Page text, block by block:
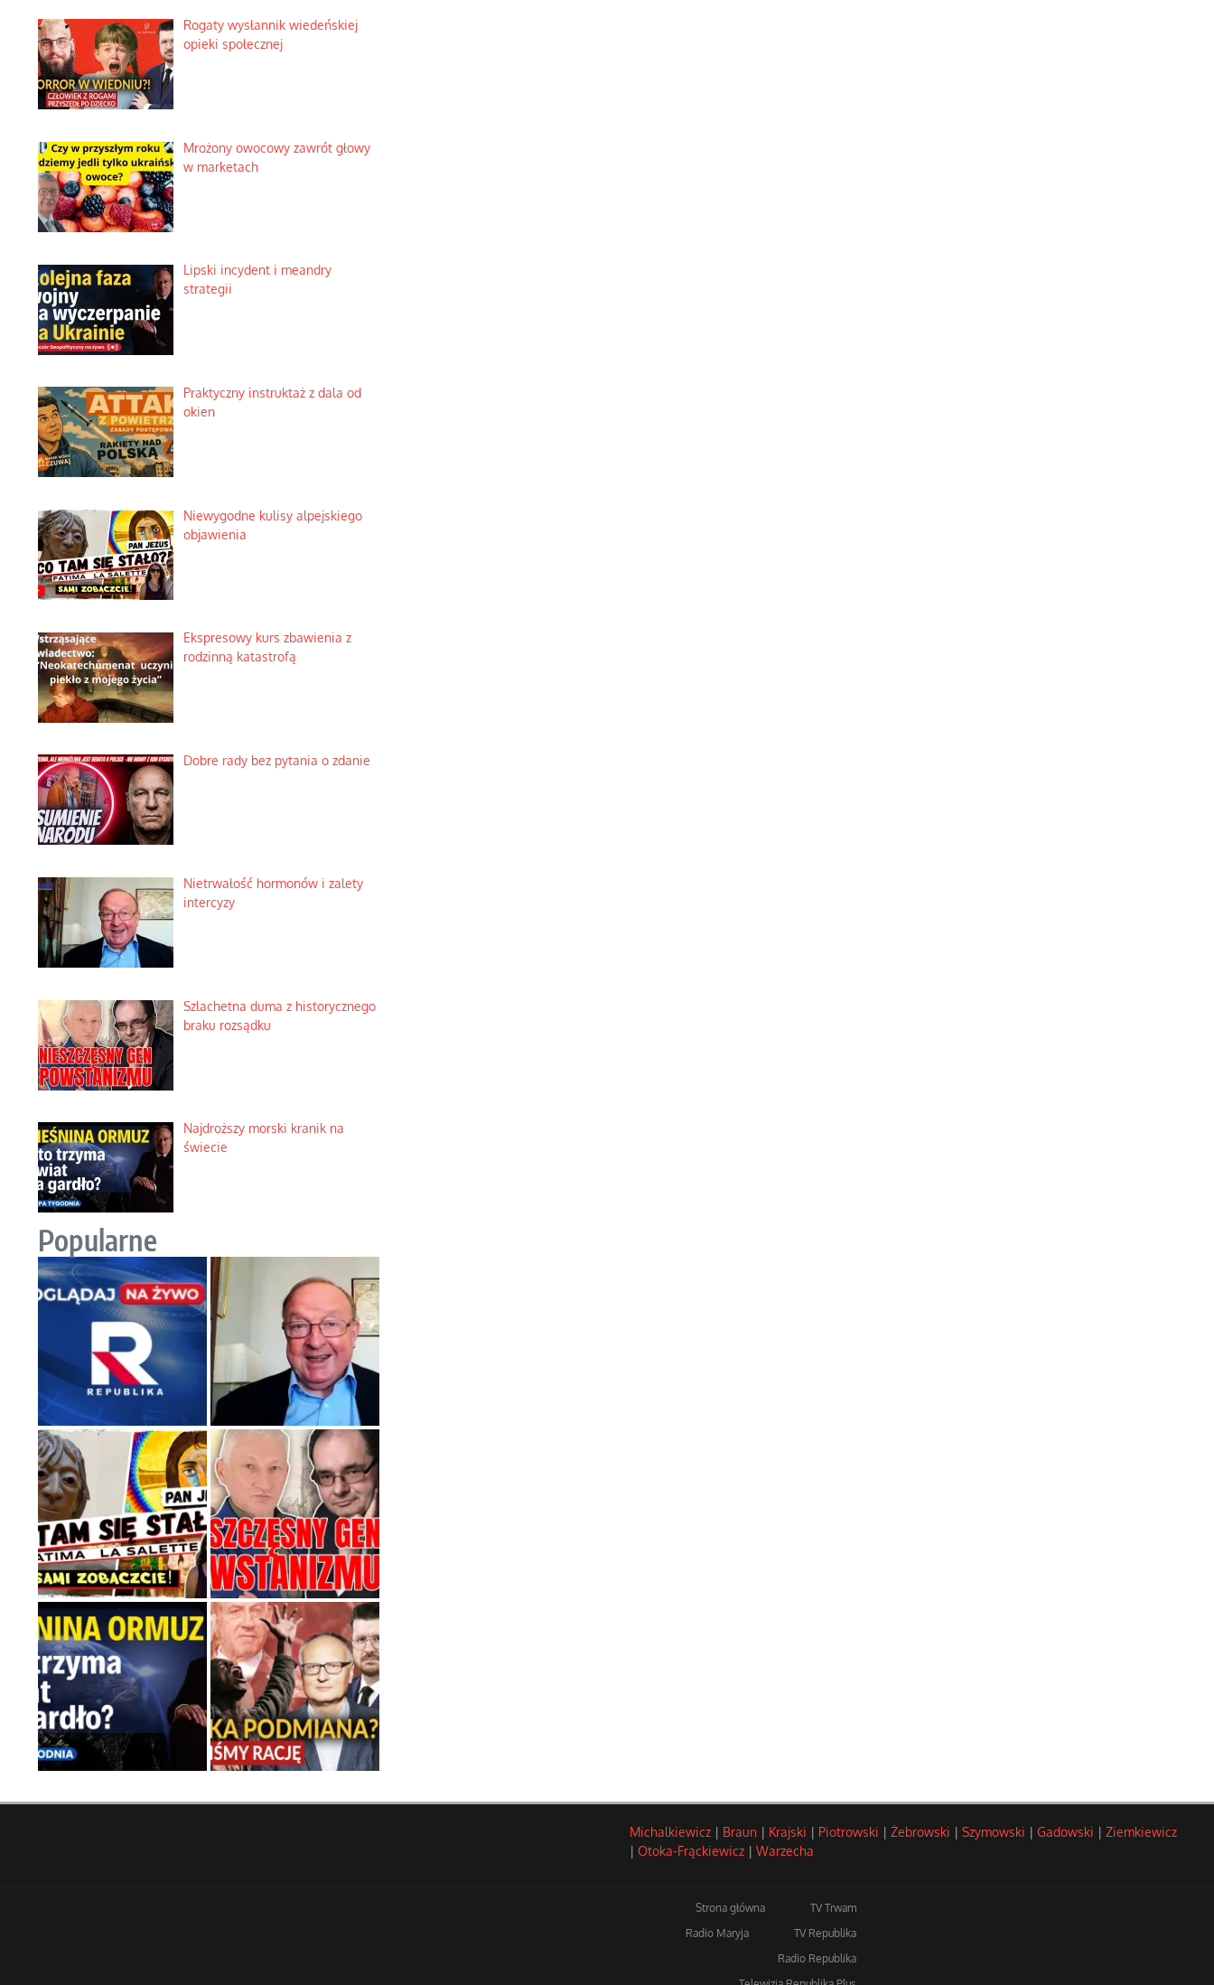
Rogaty wysłannik wiedeńskiej
opieki społecznej
Mrożony owocowy zawrót głowy
w marketach
Lipski incydent i meandry
strategii
Praktyczny instruktaż z dala od
okien
Niewygodne kulisy alpejskiego
objawienia
Ekspresowy kurs zbawienia z
rodzinną katastrofą
Dobre rady bez pytania o zdanie
Nietrwałość hormonów i zalety
intercyzy
Szlachetna duma z historycznego
braku rozsądku
Najdroższy morski kranik na
świecie
Popularne
Michalkiewicz | Braun | Krajski | Piotrowski | Żebrowski | Szymowski | Gadowski | Ziemkiewicz
| Otoka-Frąckiewicz | Warzecha
Strona główna
TV Trwam
Radio Maryja
TV Republika
Radio Republika